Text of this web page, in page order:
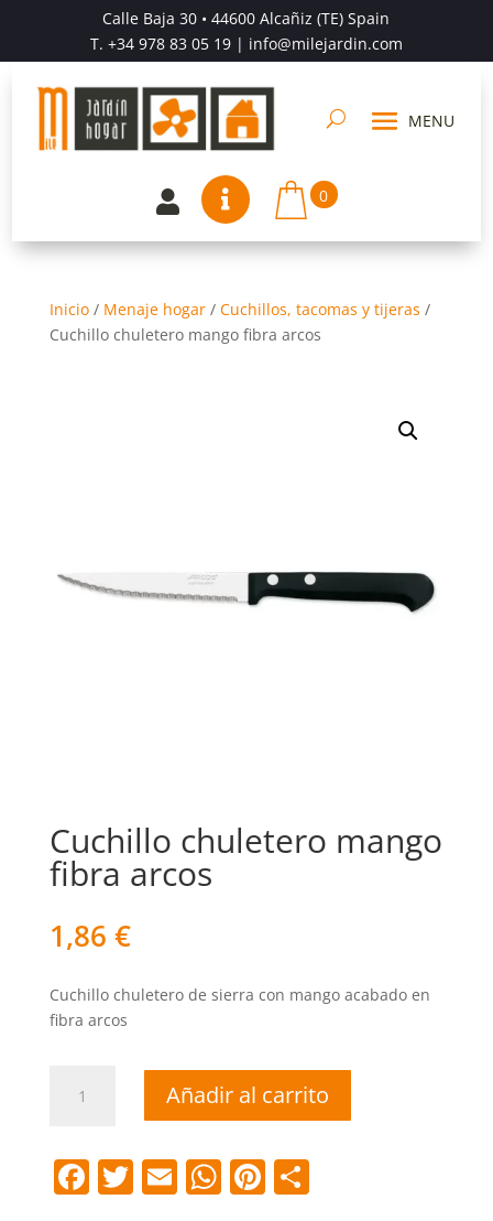
Calle Baja 30 • 44600 Alcañiz (TE) Spain
T. +34 978 83 05 19| info@milejardin.com
  0
Inicio/ Menaje hogar/ Cuchillos, tacomas y tijeras /
Cuchillo chuletero mango fibra arcos
Cuchillo chuletero mango
fibra arcos
1,86 €
Cuchillo chuletero de sierra con mango acabado en
fibra arcos
chuletero
arcos
Añadir al carrito
F T E W Pi C